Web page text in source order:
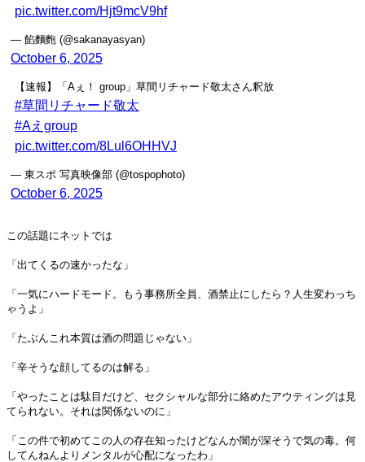
pic.twitter.com/Hjt9mcV9hf
— 餡麵麭 (@sakanayasyan)
October 6, 2025
【速報】「Aぇ！ group」草間リチャード敬太さん釈放
#草間リチャード敬太
#Aえgroup
pic.twitter.com/8Lul6OHHVJ
— 東スポ 写真映像部 (@tospophoto)
October 6, 2025
この話題にネットでは
「出てくるの速かったな」
「一気にハードモード。もう事務所全員、酒禁止にしたら？人生変わっち
ゃうよ」
「たぶんこれ本質は酒の問題じゃない」
「辛そうな顔してるのは解る」
「やったことは駄目だけど、セクシャルな部分に絡めたアウティングは見
てられない。それは関係ないのに」
「この件で初めてこの人の存在知ったけどなんか闇が深そうで気の毒。何
してんねんよりメンタルが心配になったわ」